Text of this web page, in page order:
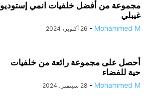
مجموعة من أفضل خلفيات انمي إستوديو
غيبلي
Mohammed M
- 26 أكتوبر، 2024
أحصل على مجموعة رائعة من خلفيات
حية للفضاء
Mohammed M
- 28 سبتمبر، 2024